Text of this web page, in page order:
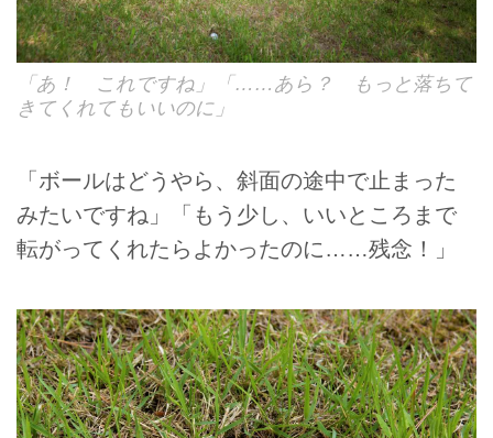
「あ！ これですね」「……あら？ もっと落ちて
きてくれてもいいのに」
「ボールはどうやら、斜面の途中で止まった
みたいですね」「もう少し、いいところまで
転がってくれたらよかったのに……残念！」